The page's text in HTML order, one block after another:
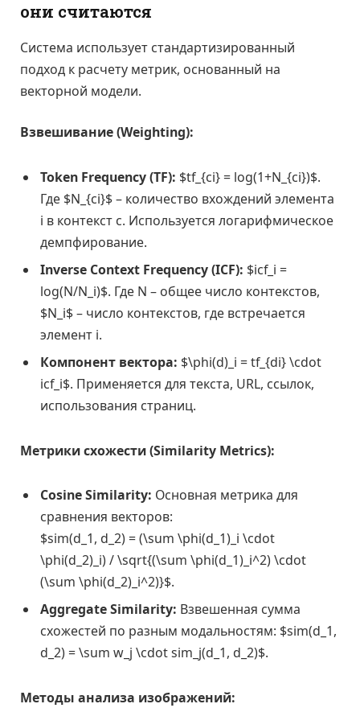
они считаются
Система использует стандартизированный
подход к расчету метрик, основанный на
векторной модели.
Взвешивание (Weighting):
Token Frequency (TF): $tf_{ci} = log(1+N_{ci})$.
Где $N_{ci}$ – количество вхождений элемента
i в контекст c. Используется логарифмическое
демпфирование.
Inverse Context Frequency (ICF): $icf_i =
log(N/N_i)$. Где N – общее число контекстов,
$N_i$ – число контекстов, где встречается
элемент i.
Компонент вектора: $\phi(d)_i = tf_{di} \cdot
icf_i$. Применяется для текста, URL, ссылок,
использования страниц.
Метрики схожести (Similarity Metrics):
Cosine Similarity: Основная метрика для
сравнения векторов:
$sim(d_1, d_2) = (\sum \phi(d_1)_i \cdot
\phi(d_2)_i) / \sqrt{(\sum \phi(d_1)_i^2) \cdot
(\sum \phi(d_2)_i^2)}$.
Aggregate Similarity: Взвешенная сумма
схожестей по разным модальностям: $sim(d_1,
d_2) = \sum w_j \cdot sim_j(d_1, d_2)$.
Методы анализа изображений: